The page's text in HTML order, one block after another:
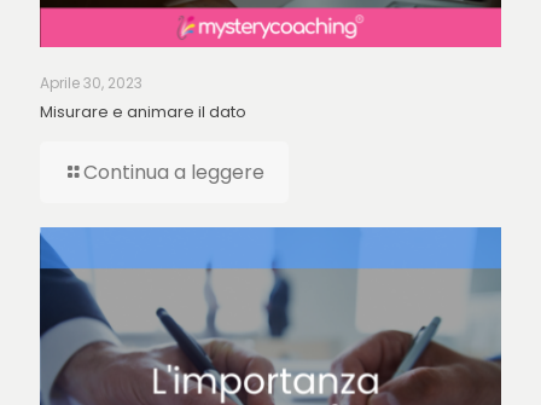
Aprile 30, 2023
Misurare e animare il dato
Continua a leggere